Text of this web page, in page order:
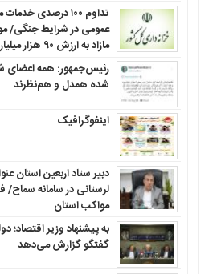
تداوم ۱۰۰ درصدی
مازاد به ارزش ۹۰ هزار میلیارد تومان
رئیس‌جمهور: همه اعضای
شده همدل و هم‌نظرند
اینفوگرافیک
مواکب استان
به پیشنهاد وزیر اقتصاد؛
گفتگو گزارش می‌دهد